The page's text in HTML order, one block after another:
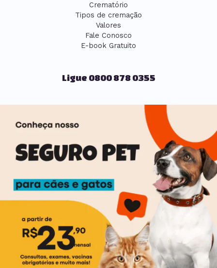
Crematório
Tipos de cremação
Valores
Fale Conosco
E-book Gratuito
Ligue 0800 878 0355